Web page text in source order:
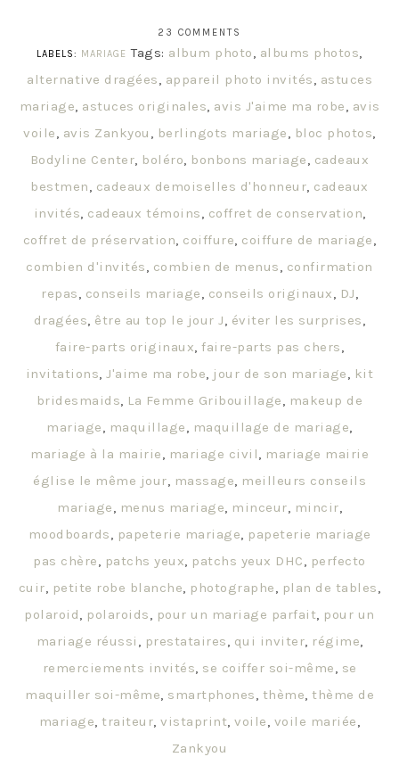
23 COMMENTS
LABELS: MARIAGE Tags: album photo, albums photos,
alternative dragées, appareil photo invités, astuces
mariage, astuces originales, avis J'aime ma robe, avis
voile, avis Zankyou , berlingots mariage, bloc photos,
Bodyline Center, boléro, bonbons mariage, cadeaux
bestmen, cadeaux demoiselles d'honneur, cadeaux
invités, cadeaux témoins, coffret de conservation,
coffret de préservation, coiffure, coiffure de mariage,
combien d'invités, combien de menus, confirmation
repas, conseils mariage, conseils originaux, DJ,
dragées, être au top le jour J, éviter les surprises,
faire-parts originaux,faire-parts pas chers,
invitations,J'aime ma robe, jour de son mariage, kit
bridesmaids, La Femme Gribouillage, makeup de
mariage, maquillage, maquillage de mariage,
mariage à la mairie, mariage civil, mariage mairie
église le même jour, massage, meilleurs conseils
mariage, menus mariage, minceur, mincir,
moodboards, papeterie mariage, papeterie mariage
pas chère, patchs yeux, patchs yeux DHC, perfecto
cuir, petite robe blanche, photographe, plan de tables,
polaroid, polaroids, pour un mariage parfait, pour un
mariage réussi , prestataires, qui inviter, régime,
remerciements invités, se coiffer soi-même, se
maquiller soi-même, smartphones, thème, thème de
mariage,traiteur,vistaprint,voile, voile mariée,
Zankyou